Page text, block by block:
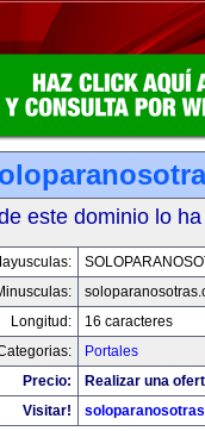
este dominio lo
Longitud:
16 caracteres
Portales
Precio:
Realizar una
Visitar!